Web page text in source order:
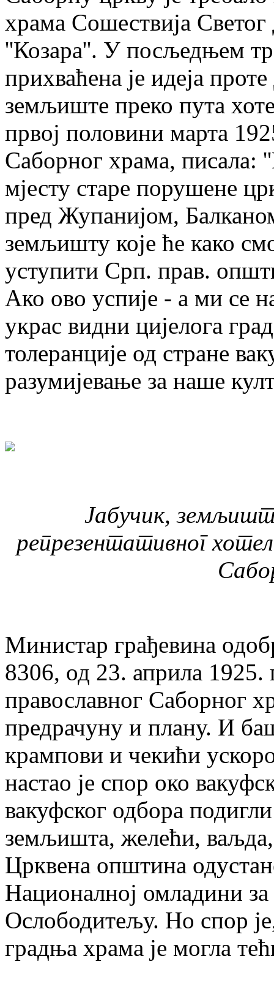
храма Сошествија
''Козара''. У посљедњем
прихваћена је идеја
земљиште преко пута
првој половини марта
Саборног храма, писала:
мјесту старе порушене
пред Жупанијом,
земљишту које ће како
уступити Срп. прав.
Ако ово успије - а ми се
украс видни цијелога
толеранције од стране
разумијевање за наше
Јабучик,
репрезентативног
Министар грађевина
8306, од 23. априла 1925.
православног Саборног
предрачуну и плану. И
крампови и чекићи
настао је спор око
вакуфског одбора
земљишта, желећи,
Црквена општина
Националној омладини
Ослободитељу. Но спор
градња храма је могла